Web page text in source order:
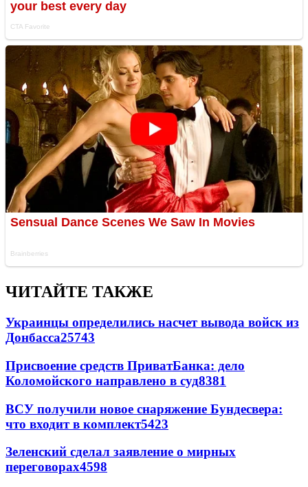
ЧИТАЙТЕ ТАКЖЕ
Украинцы определились насчет вывода войск из
Донбасса25743
Присвоение средств ПриватБанка: дело
Коломойского направлено в суд8381
ВСУ получили новое снаряжение Бундесвера:
что входит в комплект5423
Зеленский сделал заявление о мирных
переговорах4598